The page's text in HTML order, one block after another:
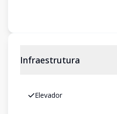
Infraestrutura
Elevador